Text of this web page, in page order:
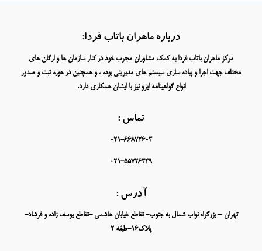
درباره ماهران باتاب فردا:
مرکز ماهران باتاب فردا به کمک مشاوران مجرب خود در کنار سازمان ها و ارگان های
مختلف جهت اجرا و پیاده سازی سیستم های مدیریتی بوده ، و همچنین در حوزه ثبت و صدور
انواع گواهینامه ایزو نیز با ایشان همکاری دارد.
تماس :
021-66872603
021-55726349
آدرس :
تهران – بزرگراه نواب شمال به جنوب- تقاطع خیابان هاشمی -تقاطع یوسف زاده و فرشاد-
پلاک16-طبقه 2